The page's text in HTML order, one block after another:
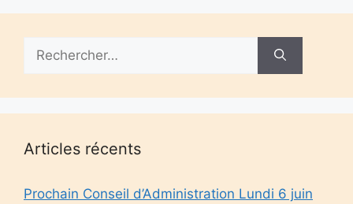
Articles récents
Prochain Conseil d’Administration Lundi 6 juin